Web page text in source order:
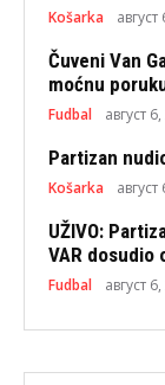
Košarka
Čuveni Van
moćnu
Fudbal август
Partizan
Košarka
UŽIVO:
VAR dosudio
Fudbal август